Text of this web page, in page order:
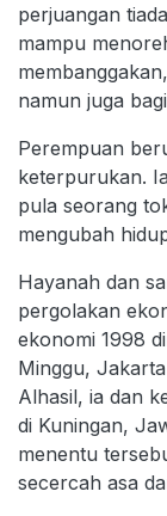
perjuangan
mampu
namun juga
Perempuan
keterpurukan.
pula seorang
mengubah
Hayanah dan
pergolakan
ekonomi 1998
Minggu,
Alhasil, ia dan
di Kuningan,
menentu
secercah asa